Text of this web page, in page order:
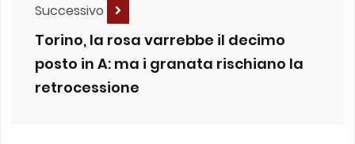
Successivo
Torino, la rosa varrebbe il decimo
posto in A: ma i granata rischiano la
retrocessione